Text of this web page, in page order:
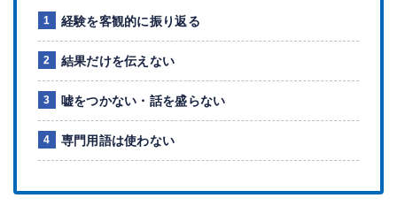
経験を客観的に振り返る
結果だけを伝えない
嘘をつかない・話を盛らない
専門用語は使わない